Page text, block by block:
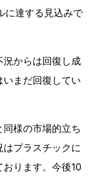
に達する見込みで
からは回復し成
まだ回復してい
様の市場的立ち
プラスチックに
ります。今後10